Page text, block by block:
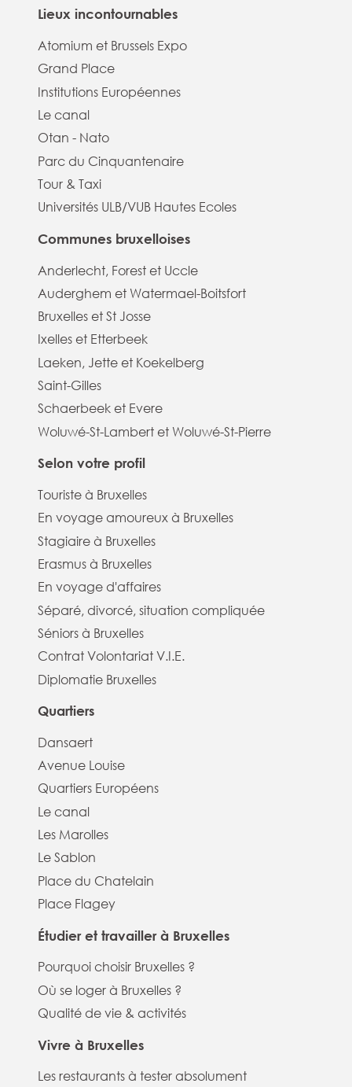
Lieux incontournables
Atomium et Brussels Expo
Grand Place
Institutions Européennes
Le canal
Otan - Nato
Parc du Cinquantenaire
Tour & Taxi
Universités ULB/VUB Hautes Ecoles
Communes bruxelloises
Anderlecht, Forest et Uccle
Auderghem et Watermael-Boitsfort
Bruxelles et St Josse
Ixelles et Etterbeek
Laeken, Jette et Koekelberg
Saint-Gilles
Schaerbeek et Evere
Woluwé-St-Lambert et Woluwé-St-Pierre
Selon votre profil
Touriste à Bruxelles
En voyage amoureux à Bruxelles
Stagiaire à Bruxelles
Erasmus à Bruxelles
En voyage d'affaires
Séparé, divorcé, situation compliquée
Séniors à Bruxelles
Contrat Volontariat V.I.E.
Diplomatie Bruxelles
Quartiers
Dansaert
Avenue Louise
Quartiers Européens
Le canal
Les Marolles
Le Sablon
Place du Chatelain
Place Flagey
Étudier et travailler à Bruxelles
Pourquoi choisir Bruxelles ?
Où se loger à Bruxelles ?
Qualité de vie & activités
Vivre à Bruxelles
Les restaurants à tester absolument